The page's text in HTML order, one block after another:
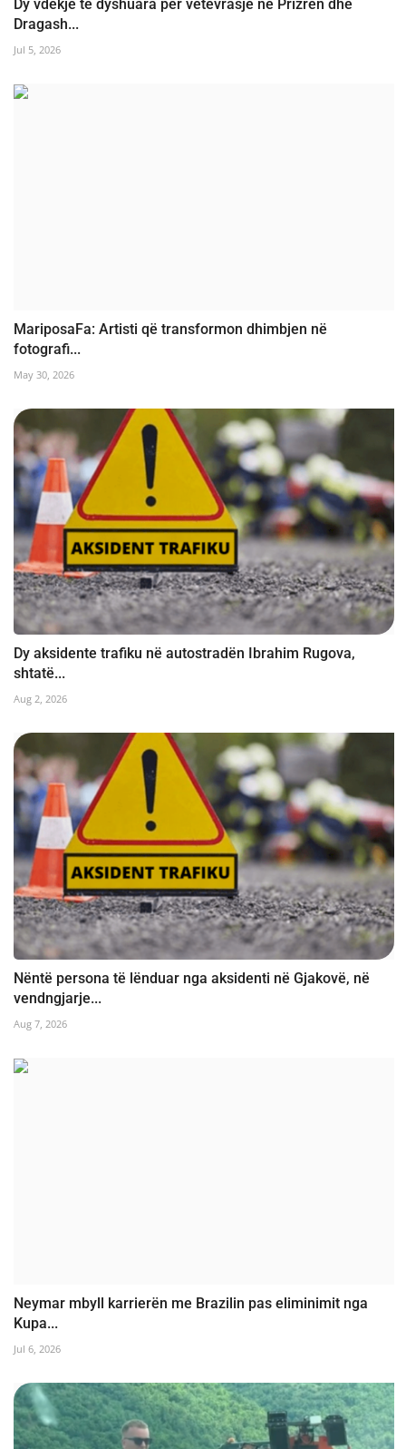
Dy vdekje të dyshuara për vetëvrasje në Prizren dhe
Dragash...
Jul 5, 2026
MariposaFa: Artisti që transformon dhimbjen në
fotografi...
May 30, 2026
Dy aksidente trafiku në autostradën Ibrahim Rugova,
shtatë...
Aug 2, 2026
Nëntë persona të lënduar nga aksidenti në Gjakovë, në
vendngjarje...
Aug 7, 2026
Neymar mbyll karrierën me Brazilin pas eliminimit nga
Kupa...
Jul 6, 2026